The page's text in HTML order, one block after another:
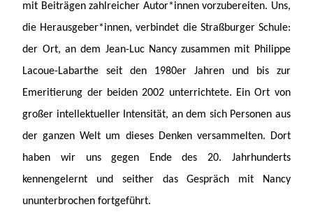
mit Beiträgen zahlreicher Autor*innen vorzubereiten. Uns,
die Herausgeber*innen, verbindet die Straßburger Schule:
der Ort, an dem Jean-Luc Nancy zusammen mit Philippe
Lacoue-Labarthe seit den 1980er Jahren und bis zur
Emeritierung der beiden 2002 unterrichtete. Ein Ort von
großer intellektueller Intensität, an dem sich Personen aus
der ganzen Welt um dieses Denken versammelten. Dort
haben wir uns gegen Ende des 20. Jahrhunderts
kennengelernt und seither das Gespräch mit Nancy
ununterbrochen fortgeführt.